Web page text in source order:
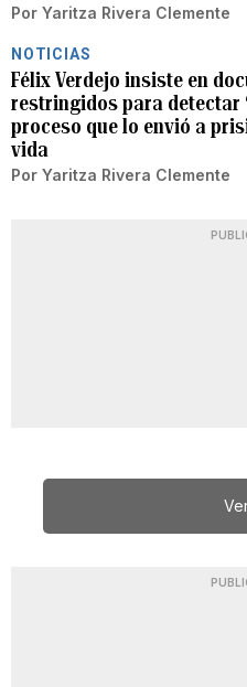
Por Yaritza Rivera Clemente
NOTICIAS
Félix Verdejo insiste en
restringidos para detectar
proceso que lo envió a
vida
Por Yaritza Rivera Clemente